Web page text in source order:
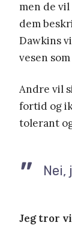
men de
dem
Dawkins
vesen
Andre vil
fortid og
tolerant
Jeg tror vi